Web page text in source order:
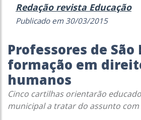
Redação revista Educação
Publicado em 30/03/2015
Professores de
formação em
humanos
Cinco cartilhas orientarão
municipal a tratar do assunto com